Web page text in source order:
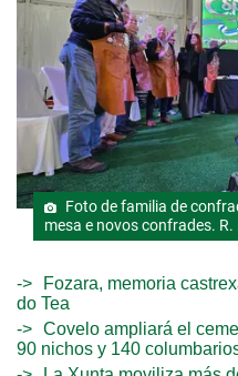
Foto de familia de
mesa e novos confrades. R.
Fozara, memoria
do Tea
Covelo ampliará el
90 nichos y 140